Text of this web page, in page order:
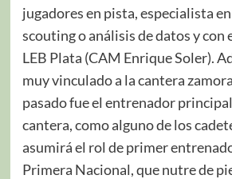
jugadores en pista, especialista
scouting o análisis de datos y con
LEB Plata (CAM Enrique Soler).
muy vinculado a la cantera
pasado fue el entrenador
cantera, como alguno de los
asumirá el rol de primer
Primera Nacional, que nutre de